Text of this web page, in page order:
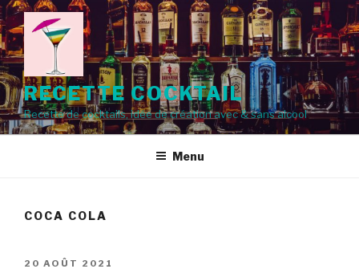
Aller
au
contenu
principal
RECETTE COCKTAIL
Recette de cocktails, idée de création avec & sans alcool
Menu
COCA COLA
PUBLIÉ
20 AOÛT 2021